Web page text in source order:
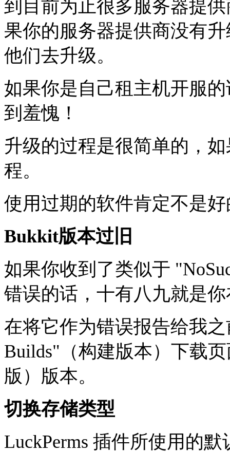
到目前为止很多服务器提
果你的服务器提供商没有
他们去升级。
如果你是自己租主机开服
到羞愧！
升级的过程是很简单的，
程。
使用过期的软件肯定不是
Bukkit版本过旧
如果你收到了类似于
错误的话，十有八九就是
在将它作为错误报告给我
Builds"（构建版本）下载
版）版本。
切换存储类型
LuckPerms 插件所使用的